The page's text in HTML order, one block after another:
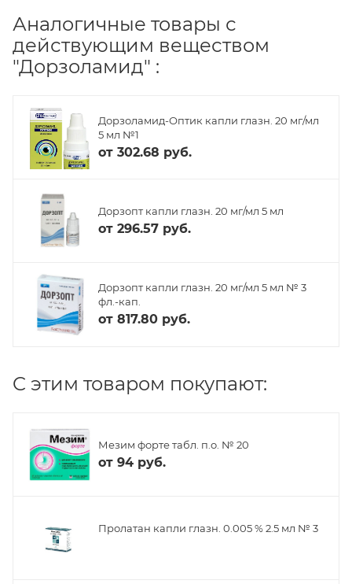
Аналогичные товары с
действующим веществом
"Дорзоламид" :
Дорзоламид-Оптик капли глазн. 20 мг/мл
5 мл №1
от 302.68 руб.
Дорзопт капли глазн. 20 мг/мл 5 мл
от 296.57 руб.
Дорзопт капли глазн. 20 мг/мл 5 мл № 3
фл.-кап.
от 817.80 руб.
C этим товаром покупают:
Мезим форте табл. п.о. № 20
от 94 руб.
Пролатан капли глазн. 0.005 % 2.5 мл № 3